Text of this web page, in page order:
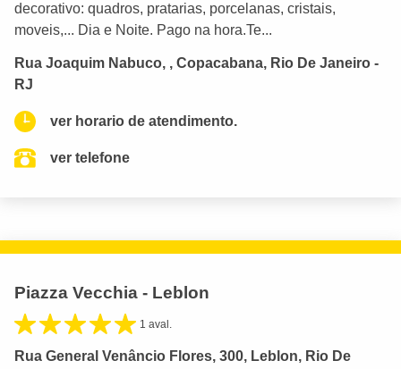
decorativo: quadros, pratarias, porcelanas, cristais,
moveis,... Dia e Noite. Pago na hora.Te...
Rua Joaquim Nabuco, , Copacabana, Rio De Janeiro -
RJ
ver horario de atendimento.
ver telefone
Piazza Vecchia - Leblon
1 aval.
Rua General Venâncio Flores, 300, Leblon, Rio De